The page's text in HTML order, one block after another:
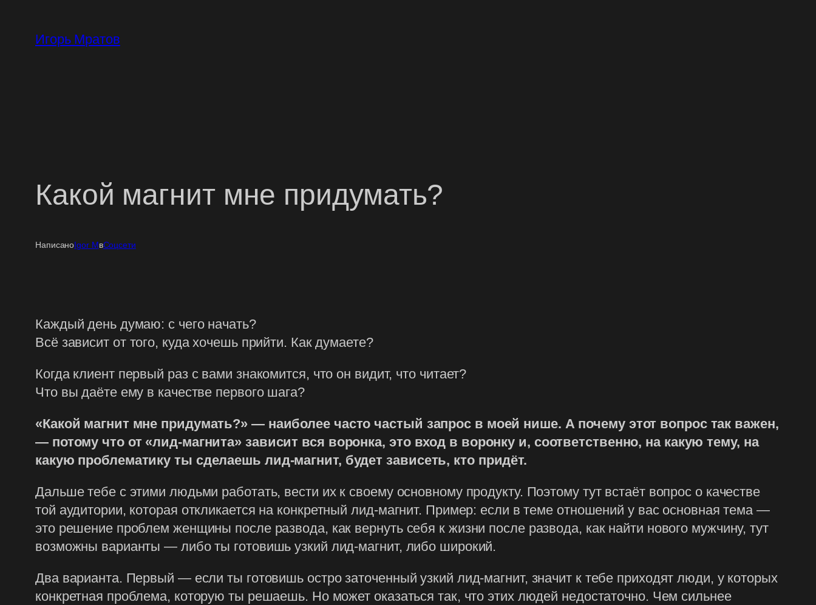
содержимому
Игорь Мратов
Какой магнит мне придумать?
НаписаноIgor MвСоцсети
Каждый день думаю: с чего начать?
Всё зависит от того, куда хочешь прийти. Как думаете?
Когда клиент первый раз с вами знакомится, что он видит, что читает?
Что вы даёте ему в качестве первого шага?
«Какой магнит мне придумать?» — наиболее часто частый запрос в моей нише. А почему этот вопрос так важен,
— потому что от «лид-магнита» зависит вся воронка, это вход в воронку и, соответственно, на какую тему, на
какую проблематику ты сделаешь лид-магнит, будет зависеть, кто придёт.
Дальше тебе с этими людьми работать, вести их к своему основному продукту. Поэтому тут встаёт вопрос о качестве
той аудитории, которая откликается на конкретный лид-магнит. Пример: если в теме отношений у вас основная тема —
это решение проблем женщины после развода, как вернуть себя к жизни после развода, как найти нового мужчину, тут
возможны варианты — либо ты готовишь узкий лид-магнит, либо широкий.
Два варианта. Первый — если ты готовишь остро заточенный узкий лид-магнит, значит к тебе приходят люди, у которых
конкретная проблема, которую ты решаешь. Но может оказаться так, что этих людей недостаточно. Чем сильнее